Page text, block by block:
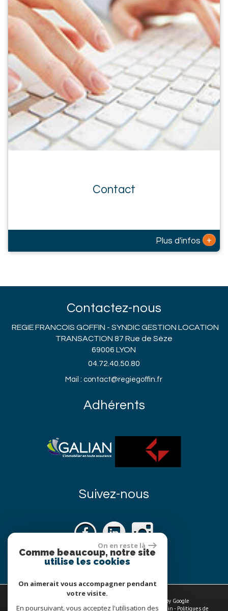
Contact
Plus d'infos +
Contactez-nous
REGIE FRANCOIS GOFFIN - SYNDIC GESTION LOCATION
TRANSACTION 87 Rue de Sèze
69006 LYON
04.72.40.50.80
Mail : contact@regiegoffin.fr
Adhérents
Suivez-nous
© 2026 | Tous droits réservés | Traduction powered by Google
Plan du site-Mentions légales-Nos honoraires-Liens-Admin - Politiques de
On en reste là
Comme beaucoup, notre site
utilise les cookies
On aimerait vous accompagner pendant
votre visite.
En poursuivant, vous acceptez l'utilisation des